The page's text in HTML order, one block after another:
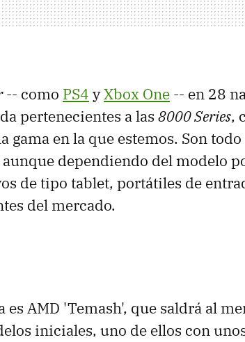
-- como PS4 yXbox One -- en 28
pertenecientes a las 8000 Series,
en la que estemos. Son todo
dependiendo del modelo
de tipo tablet, portátiles de
del mercado.
AMD 'Temash', que saldrá al
iniciales, uno de ellos con